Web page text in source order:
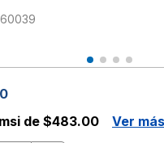
de $483.00 Ver